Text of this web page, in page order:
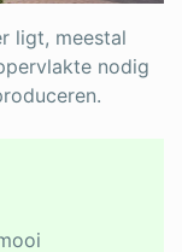
ligt, meestal
nodig